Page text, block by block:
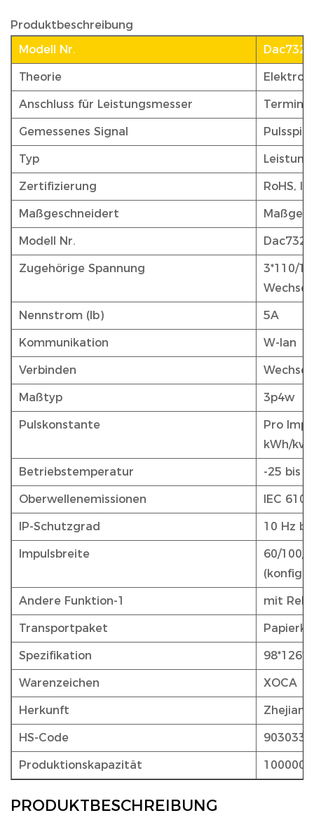
Produktbeschreibung
Modell Nr.
Theorie
Anschluss für Leistungsmesser Terminal
Gemessenes Signal
Typ
Zertifizierung RoHS,
Maßgeschneidert
Modell Nr.
Zugehörige Spannung
3*110/
Nennstrom (Ib) 5A
Kommunikation W-lan
Verbinden
Maßtyp 3p4w
Pulskonstante
Pro
kWh/
Betriebstemperatur -25 bis
Oberwellenemissionen IEC
IP-Schutzgrad 10 Hz
Impulsbreite
60/100/
Andere Funktion-1 mit
Transportpaket
Spezifikation
Warenzeichen XOCA
Herkunft
HS-Code
Produktionskapazität
PRODUKTBESCHREIBUNG